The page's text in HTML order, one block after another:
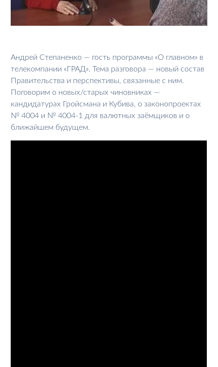
Андрей Степаненко — гость программы «О главном» в
телекомпании «ГРАД». Тема разговора — новый состав
Правительства и перспективы, связанные с ним.
Поговорим о новых/старых чиновниках —
кандидатурах Гройсмана и Кубива, о законопроектах
№ 4004 и № 4004-1 для валютных заёмщиков и о
ближайшем будущем.